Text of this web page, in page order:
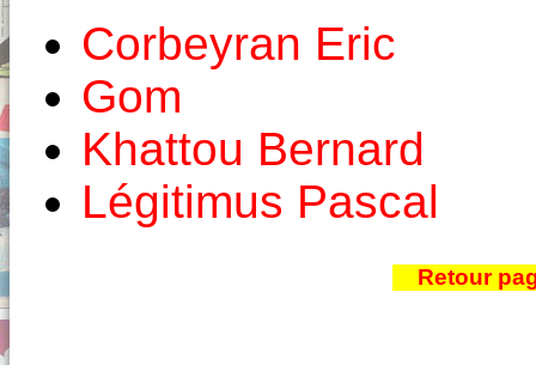
Corbeyran Eric
Gom
Khattou Bernard
Légitimus Pascal
Retour